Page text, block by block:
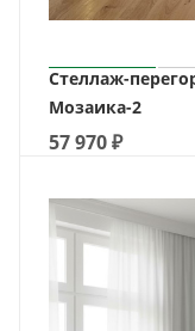
Стеллаж-
Мозаика-2
57 970₽